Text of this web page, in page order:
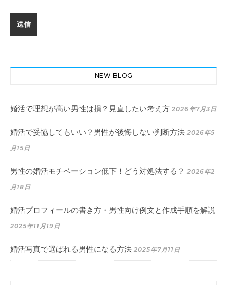
NEW BLOG
婚活で理想が高い男性は損？見直したい考え方 2026年7月3日
婚活で妥協してもいい？男性が後悔しない判断方法 2026年5
月15日
男性の婚活モチベーション低下！どう対処法する？ 2026年2
月18日
婚活プロフィールの書き方・男性向け例文と作成手順を解説
2025年11月19日
婚活写真で選ばれる男性になる方法 2025年7月11日